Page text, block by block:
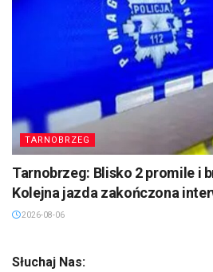
TARNOBRZEG
Tarnobrzeg: Blisko 2 promile i
Kolejna jazda zakończona
2026-08-06
Słuchaj Nas: